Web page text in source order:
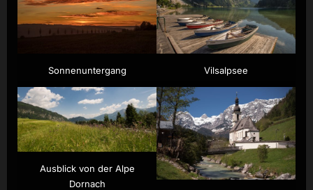
Sonnenuntergang Vilsalpsee
Ausblick von der Alpe
Dornach